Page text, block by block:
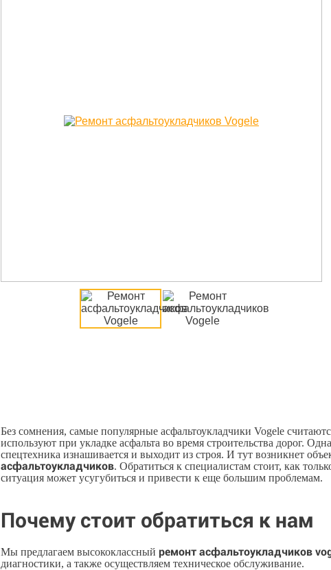
Без сомнения, самые популярные асфальтоукладчики Vogele
используют при укладке асфальта во время строительства дорог.
спецтехника изнашивается и выходит из строя. И тут возникнет
асфальтоукладчиков. Обратиться к специалистам стоит, как
ситуация может усугубиться и привести к еще большим проблемам.
Почему стоит обратиться к нам
Мы предлагаем высококлассный ремонт асфальтоукладчиков
диагностики, а также осуществляем техническое обслуживание.